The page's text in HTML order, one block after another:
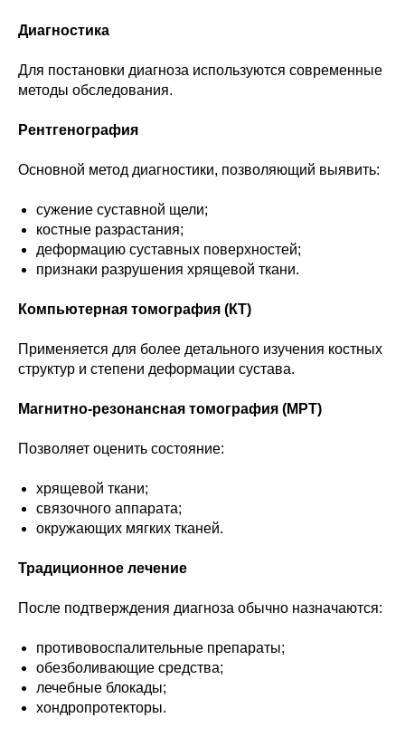
Диагностика
Для постановки диагноза используются современные
методы обследования.
Рентгенография
Основной метод диагностики, позволяющий выявить:
сужение суставной щели;
костные разрастания;
деформацию суставных поверхностей;
признаки разрушения хрящевой ткани.
Компьютерная томография (КТ)
Применяется для более детального изучения костных
структур и степени деформации сустава.
Магнитно-резонансная томография (МРТ)
Позволяет оценить состояние:
хрящевой ткани;
связочного аппарата;
окружающих мягких тканей.
Традиционное лечение
После подтверждения диагноза обычно назначаются:
противовоспалительные препараты;
обезболивающие средства;
лечебные блокады;
хондропротекторы.